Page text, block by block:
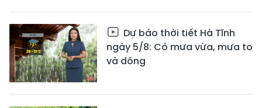
Dự báo thời tiết Hà Tĩnh
ngày 5/8: Có mưa vừa, mưa to
và dông